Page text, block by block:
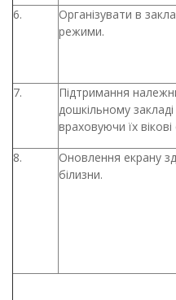
6.
Організувати в
режими.
7.
Підтримання
дошкільному
враховуючи їх
8.
Оновлення екрану
білизни.